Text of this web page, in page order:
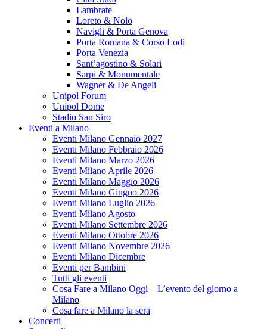
Lambrate
Loreto & Nolo
Navigli & Porta Genova
Porta Romana & Corso Lodi
Porta Venezia
Sant’agostino & Solari
Sarpi & Monumentale
Wagner & De Angeli
Unipol Forum
Unipol Dome
Stadio San Siro
Eventi a Milano
Eventi Milano Gennaio 2027
Eventi Milano Febbraio 2026
Eventi Milano Marzo 2026
Eventi Milano Aprile 2026
Eventi Milano Maggio 2026
Eventi Milano Giugno 2026
Eventi Milano Luglio 2026
Eventi Milano Agosto
Eventi Milano Settembre 2026
Eventi Milano Ottobre 2026
Eventi Milano Novembre 2026
Eventi Milano Dicembre
Eventi per Bambini
Tutti gli eventi
Cosa Fare a Milano Oggi – L’evento del giorno a
Milano
Cosa fare a Milano la sera
Concerti